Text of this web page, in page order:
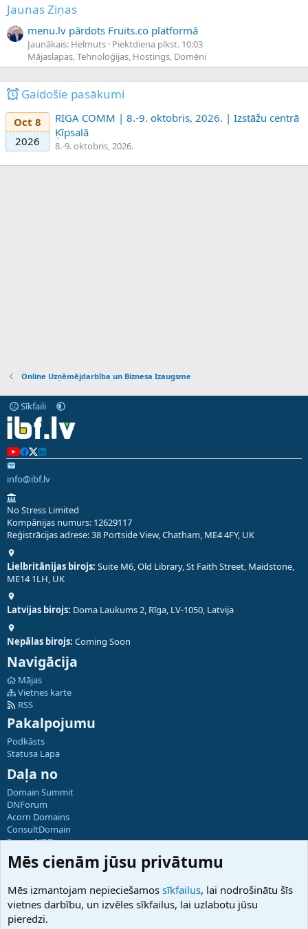
Jaunas Ziņas
menu.lv pārdots Fruits.co platformā
Jaunākais: Helmuts Piektdiena plkst. 10:03
Mājaslapas, Tehnoloģijas, Hostings, Domēni
Gaidošie pasākumi
Oct 8
2026
RIGA COMM | 8.-9. oktobris, 2026. | Izstāžu centrā
Ķīpsalā
8.-9. oktobris, 2026.
Online Uzņēmējdarbība un Biznesa Izaugsme
Sīkfaili
info@ibf.lv
No Stress Limited
Kompānijas numurs: 12629117
Reģistrācijas adrese: 38 Portside View, Chatham, ME4 4FY, UK
Lielbritānijas birojs: Suite M6, Old Library, St Faith Street, Maidstone,
ME14 1LH, UK
Latvijas birojs: Doma Laukums 2, Rīga, LV-1050, Latvija
Nepālas birojs: Coming Soon
Navigācija
Mājas
Vietnes karte
RSS
Pakalpojumu
Podkāsts
Statusa Lapa
Daļa no
Domain Summit
DNForum
Acorn Domains
ConsultDomain
ForumNDD
Domainforum.ro
27.be
Hostmaria
Atbalsts
Mēs cienām jūsu privātumu
Mēs izmantojam nepieciešamos sīkfailus, lai nodrošinātu šīs
vietnes darbību, un izvēles sīkfailus, lai uzlabotu jūsu
pieredzi.